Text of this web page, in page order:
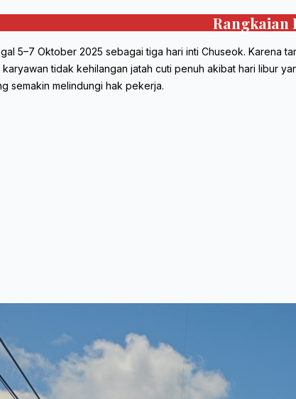
Rangkaian
5–7 Oktober 2025 sebagai tiga hari inti Chuseok. Karena
tidak kehilangan jatah cuti penuh akibat hari libur
semakin melindungi hak pekerja.